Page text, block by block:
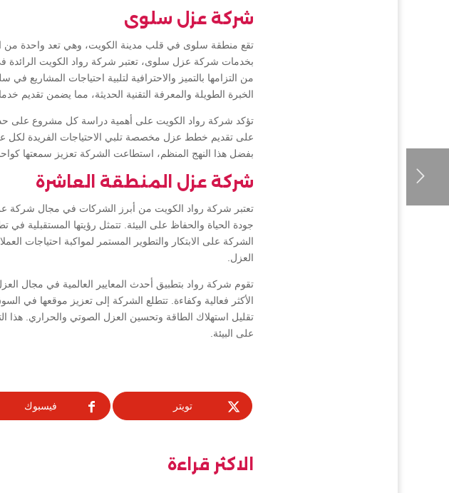
شركة عزل سلوى
تقع منطقة سلوى في قلب مدينة الكويت، وهي تعد واحدة من
بخدمات شركة عزل سلوى، تعتبر شركة رواد الكويت الرائدة
من التزامها بالتميز والاحترافية لتلبية احتياجات
الخبرة الطويلة والمعرفة التقنية الحديثة، مما يضمن تقديم
تؤكد شركة رواد الكويت على أهمية دراسة كل مشروع على
على تقديم خطط عزل مخصصة تلبي الاحتياجات الفريدة لكل
بفضل هذا النهج المنظم، استطاعت الشركة تعزيز سمعتها
شركة عزل المنطقة العاشرة
تعتبر شركة رواد الكويت من أبرز الشركات في مجال شركة
جودة الحياة والحفاظ على البيئة. تتمثل رؤيتها المستقبلية
الشركة على الابتكار والتطوير المستمر لمواكبة احتياجات
العزل.
تقوم شركة رواد بتطبيق أحدث المعايير العالمية في مجال
الأكثر فعالية وكفاءة. تتطلع الشركة إلى تعزيز موقعها في
تقليل استهلاك الطاقة وتحسين العزل الصوتي والحراري. هذا
على البيئة.
تويتر فيسبوك
الاكثر قراءة